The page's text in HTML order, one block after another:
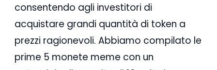
consentendo agli investitori di
acquistare grandi quantità di token a
prezzi ragionevoli. Abbiamo compilato le
prime 5 monete meme con un